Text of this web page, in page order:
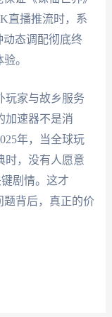
直播推流时，系
动态调配彻底终
。
玩家与故乡服务
加速器不是消
年，当全球玩
时，没有人愿意
剧情。这才
背后，真正的价